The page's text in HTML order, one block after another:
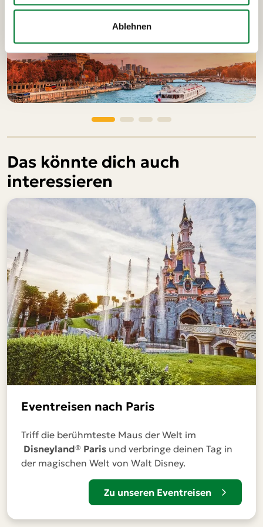
Ablehnen
Das könnte dich auch
interessieren
Eventreisen nach Paris
Triff die berühmteste Maus der Welt im
Disneyland® Paris und verbringe deinen Tag in
der magischen Welt von Walt Disney.
Zu unseren Eventreisen